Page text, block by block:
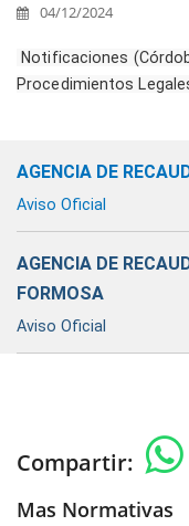
04/12/2024
Notificaciones
Procedimientos
AGENCIA DE
Aviso Oficial
AGENCIA DE
FORMOSA
Aviso Oficial
Compartir:
Mas Normativas